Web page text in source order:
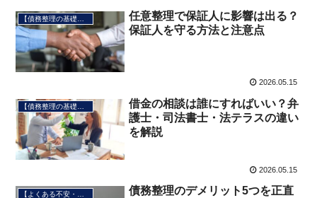
【債務整理の基礎知識】
任意整理で保証人に影響は出る？
保証人を守る方法と注意点
2026.05.15
【債務整理の基礎知識】
借金の相談は誰にすればいい？弁
護士・司法書士・法テラスの違い
を解説
2026.05.15
債務整理のデメリット5つを正直